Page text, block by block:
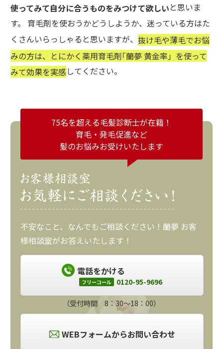
使ってみて自分に合うものをみつけて欲しいと思いま
す。 育毛剤を使おうかどうしようか、迷っている方はた
くさんいらっしゃると思いますが、 抜け毛や薄毛でお悩
みの方は、とにかく薬用育毛剤｢蘭夢 黄金率」を使って
みて効果を実感してください。
75名を超える毛髪診断士が在籍！
育毛・発毛促進など
髪のお悩みお受けいたします
不安なこと、なんでもご相談ください！蘭夢 お客
様相談室がお答えいたします！
電話をかける
フリーコール 0120-95-9696
（受付時間 8：30～18：00）
WEBフォームからお問い合わせ